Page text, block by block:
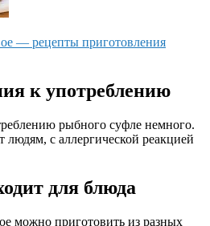
— рецепты приготовления
к употреблению
рыбного суфле немного.
людям, с аллергической реакцией
для блюда
можно приготовить из разных